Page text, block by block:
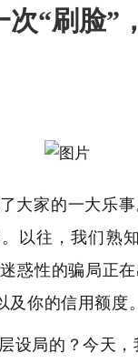
“刷脸”
大家的一大乐
以往，我们熟
惑性的骗局正
你的信用额度。
局的？今天，